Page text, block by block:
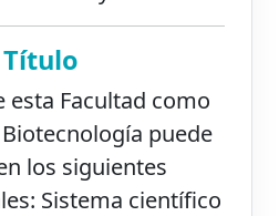
esta Facultad como
puede
los siguientes
Sistema científico